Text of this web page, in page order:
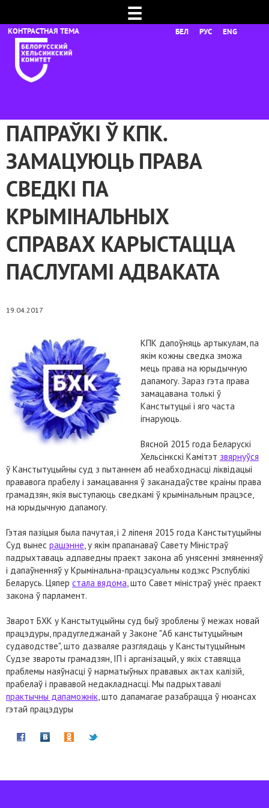
☰
БЕЛ РУС ENG
ПАПРАЎКІ Ў КПК.
ЗАМАЦУЮЦЬ ПРАВА
СВЕДКІ ПА
КРЫМІНАЛЬНЫХ
СПРАВАХ КАРЫСТАЦЦА
ПАСЛУГАМІ АДВАКАТА
19.04.2017
КПК дапоўняць артыкулам, па
якім кожны сведка зможа
мець права на юрыдычную
дапамогу. Зараз гэта права
замацавана толькі ў
Канстытуцыі і яго часта
ігнаруюць.
Вясной 2015 года Беларускі
Хельсінкскі Камітэт звярнуўся
ў Канстытуцыйны суд з пытаннем аб неабходнасці ліквідацыі
прававога прабелу і замацавання ў заканадаўстве краіны права
грамадзян, якія выступаюць сведкамі ў крымінальным працэсе,
на юрыдычную дапамогу.
Гэтая пазіцыя была пачутая, і 2 ліпеня 2015 года Канстытуцыйны
Суд вынес рашэнне, у якім прапанаваў Савету Міністраў
падрыхтаваць адпаведны праект закона аб унясенні змяненняў
і дапаўненняў у Крымінальна-працэсуальны кодэкс Рэспублікі
Беларусь. Цяпер стала вядома, што Савет міністраў унёс праект
закона ў парламент.
Зварот БХК у Канстытуцыйны суд быў зроблены ў межах новай
працэдуры, прадугледжанай у Законе "Аб канстытуцыйным
судаводстве", што дазваляе разглядаць у Канстытуцыйным
Судзе звароты грамадзян, ІП і арганізацый, у якіх ставяцца
праблемы наяўнасці ў нарматыўных прававых актах калізій,
прабелаў і прававой недакладнасці. Мы падрыхтавалі
практычны дапаможнік, што дапамагае разабрацца ў нюансах
гэтай працэдуры